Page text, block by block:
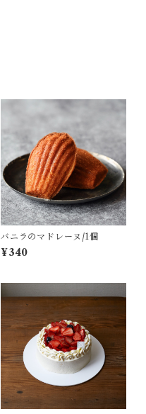
バニラのマドレーヌ/1個
¥340